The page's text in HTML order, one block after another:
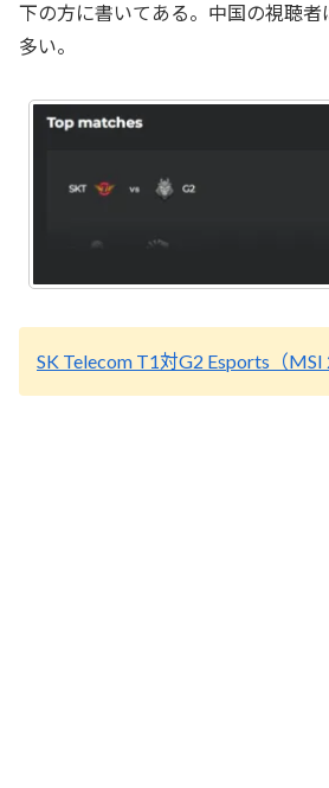
下の方に書いてある。中国の視聴
多い。
SK Telecom T1対G2 Esports（MSI